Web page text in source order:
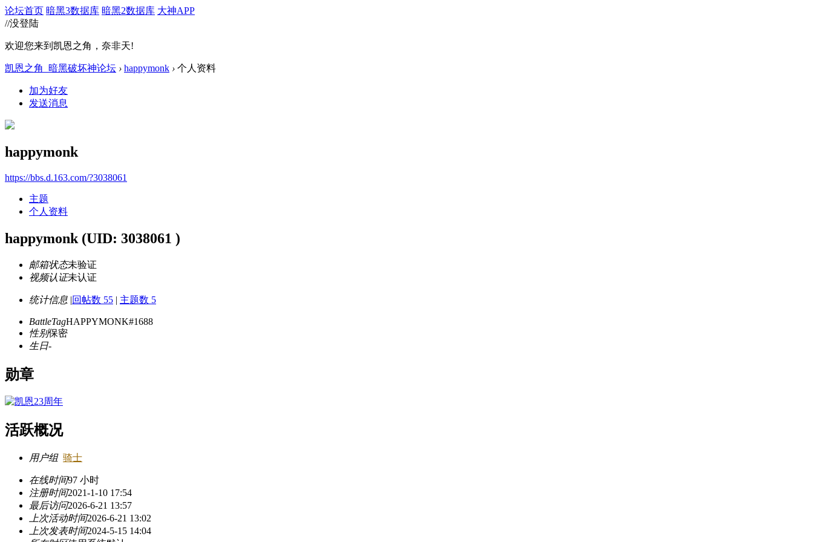
论坛首页 暗黑3数据库 暗黑2数据库 大神APP
//没登陆
欢迎您来到凯恩之角，奈非天!
凯恩之角_暗黑破坏神论坛 › happymonk › 个人资料
加为好友
发送消息
happymonk
https://bbs.d.163.com/?3038061
主题
个人资料
happymonk (UID: 3038061 )
邮箱状态未验证
视频认证未认证
统计信息 |回帖数 55 | 主题数 5
BattleTagHAPPYMONK#1688
性别保密
生日-
勋章
活跃概况
用户组 骑士
在线时间97 小时
注册时间2021-1-10 17:54
最后访问2026-6-21 13:57
上次活动时间2026-6-21 13:02
上次发表时间2024-5-15 14:04